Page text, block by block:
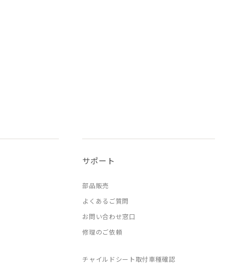
サポート
部品販売
よくあるご質問
お問い合わせ窓口
修理のご依頼
チャイルドシート取付車種確認